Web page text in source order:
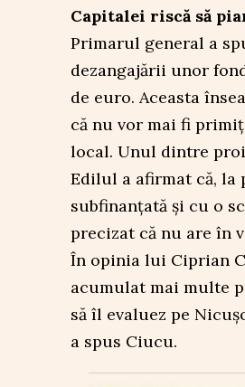
Capitalei riscă să
Primarul general a
dezangajării unor
de euro. Aceasta
că nu vor mai fi
local. Unul dintre
Edilul a afirmat că,
subfinanțată și cu o
precizat că nu are în
În opinia lui Ciprian
acumulat mai multe
să îl evaluez pe
a spus Ciucu.